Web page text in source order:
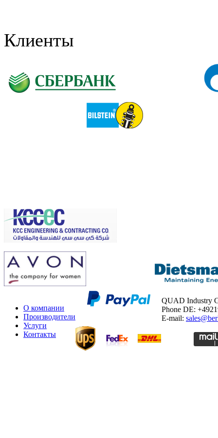
Клиенты
О компании
Производители
Услуги
Контакты
QUAD Industry
Phone DE:
E-mail: